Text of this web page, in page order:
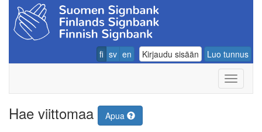
fi sv en Kirjaudu sisään Luo tunnus
Hae viittomaa
Apua